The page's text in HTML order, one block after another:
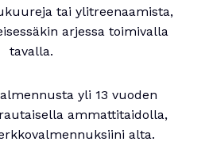
tai ylitreenaamista,
arjessa toimivalla
tavalla.
yli 13 vuoden
ammattitaidolla,
alta.